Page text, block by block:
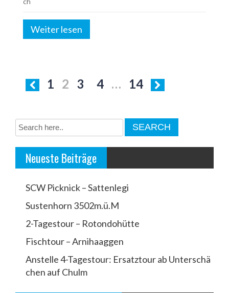
Weiter lesen
S
i
t
e
n
n
u
m
m
e
r
1 2 3 4 … 14
Neueste Beiträge
SCW Picknick – Sattenlegi
Sustenhorn 3502m.ü.M
2-Tagestour – Rotondohütte
Fischtour – Arnihaaggen
Anstelle 4-Tagestour: Ersatztour ab Unterschä
chen auf Chulm